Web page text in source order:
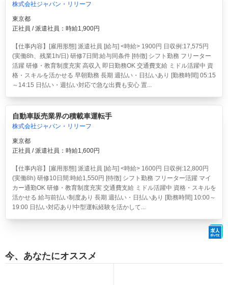
株式会社ジャパン・リリーフ
東京都
正社員 / 派遣社員：時給1,900円
【仕事内容】[雇用形態] 派遣社員 [給与] <時給> 1900円 日収例:17,575円
(実働8h、残業1h/日) 研修7日間:給与同条件 [特徴] シフト勤務 フリーター
活躍 研修・教育制度充実 高収入 即日勤務OK 交通費支給 ミドル活躍中 資
格・スキルを活かせる 早朝勤務 長期 週払い・日払いあり [勤務時間] 05:15
～14:15 日払い・週払い対応で急な出費も安心 置...
自動車販売業界の積載車運転手
株式会社ジャパン・リリーフ
東京都
正社員 / 派遣社員：時給1,600円
【仕事内容】[雇用形態] 派遣社員 [給与] <時給> 1600円 日収例:12,800円
(実働8h) 研修10日間:時給1,550円 [特徴] シフト勤務 フリーター活躍 マイ
カー通勤OK 研修・教育制度充実 交通費支給 ミドル活躍中 資格・スキルを
活かせる 給与前払い制度あり 長期 週払い・日払いあり [勤務時間] 10:00～
19:00 日払い対応あり!中型運転経験を活かして...
今、あなたにオススメ